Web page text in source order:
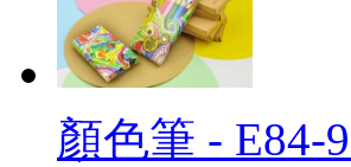
顏色筆 - E84-